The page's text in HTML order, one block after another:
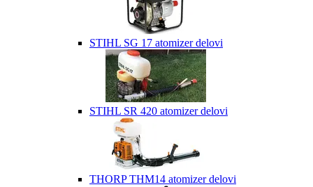
STIHL SG 17 atomizer delovi
STIHL SR 420 atomizer delovi
THORP THM14 atomizer delovi